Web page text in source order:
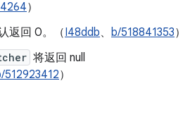
）
返回 0。（I48ddb、 b/518841353）
将返回 null
512923412）